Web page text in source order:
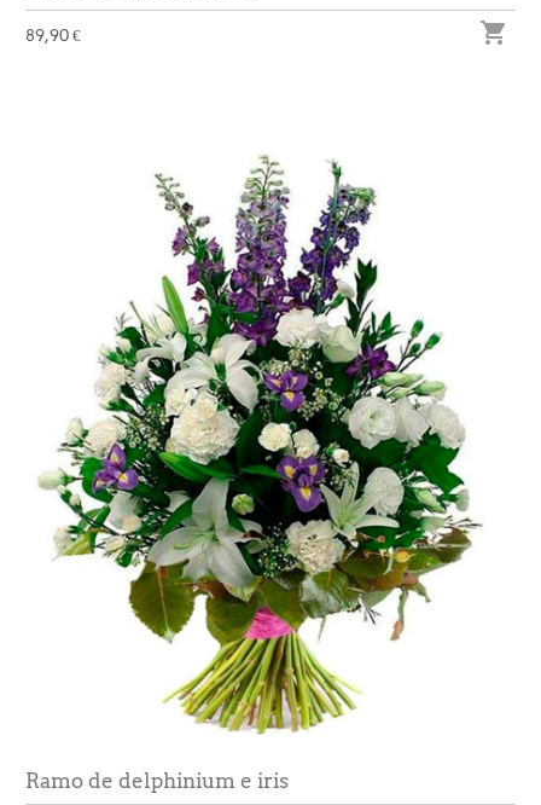
89,90 € 
Ramo de delphinium e iris